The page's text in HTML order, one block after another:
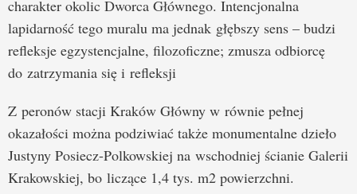
charakter okolic Dworca Głównego. Intencjonalna
lapidarność tego muralu ma jednak głębszy sens – budzi
refleksje egzystencjalne, filozoficzne; zmusza odbiorcę
do zatrzymania się i refleksji
Z peronów stacji Kraków Główny w równie pełnej
okazałości można podziwiać także monumentalne dzieło
Justyny Posiecz-Polkowskiej na wschodniej ścianie Galerii
Krakowskiej, bo liczące 1,4 tys. m2 powierzchni.